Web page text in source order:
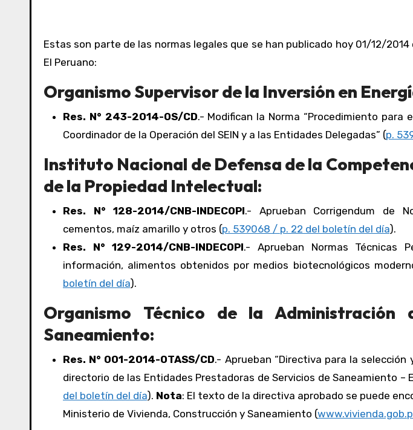
Estas son parte de las normas legales que se han publicado hoy 01/12/
El Peruano:
Organismo Supervisor de la Inversión en
Res. N° 243-2014-OS/CD.- Modifican la Norma “Procedimiento para
Coordinador de la Operación del SEIN y a las Entidades Delegadas” (p.
Instituto Nacional de Defensa de la
de la Propiedad Intelectual:
Res. N° 128-2014/CNB-INDECOPI.- Aprueban Corrigendum de
cementos, maíz amarillo y otros (p. 539068 / p. 22 del boletín del día).
Res. N° 129-2014/CNB-INDECOPI.- Aprueban Normas Técnicas
información, alimentos obtenidos por medios biotecnológicos
boletín del día).
Organismo Técnico de la Administración
Saneamiento:
Res. N° 001-2014-OTASS/CD.- Aprueban “Directiva para la
directorio de las Entidades Prestadoras de Servicios de Saneamiento –
del boletín del día). Nota: El texto de la directiva aprobado se puede
Ministerio de Vivienda, Construcción y Saneamiento (